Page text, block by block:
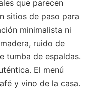
que parecen
sitios de paso para
minimalista ni
ruido de
tumba de espaldas.
El menú
y vino de la casa.